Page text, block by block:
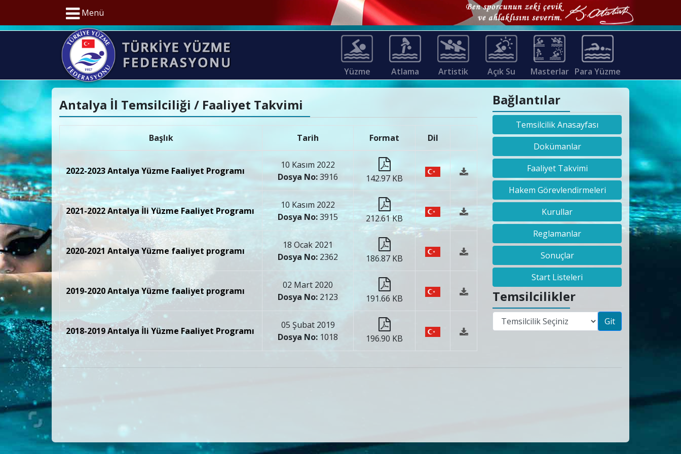
Menü
Yüzme Atlama Artistik Açık Su Masterlar Para Yüzme
Antalya İl Temsilciliği / Faaliyet Takvimi
Başlık Tarih Format Dil
2022-2023 Antalya Yüzme Faaliyet Programı
10 Kasım 2022
Dosya No:3916 142.97 KB
2021-2022 Antalya İli Yüzme Faaliyet Programı
10 Kasım 2022
Dosya No:3915 212.61 KB
2020-2021 Antalya Yüzme faaliyet programı
18 Ocak 2021
Dosya No: 2362 186.87 KB
2019-2020 Antalya Yüzme faaliyet programı
02 Mart 2020
Dosya No: 2123 191.66 KB
2018-2019 Antalya İli Yüzme Faaliyet Programı
05 Şubat 2019
Dosya No: 1018 196.90 KB
Bağlantılar
Temsilcilik Anasayfası
Dokümanlar
Faaliyet Takvimi
Hakem Görevlendirmeleri
Kurullar
Reglamanlar
Sonuçlar
Start Listeleri
Temsilcilikler
Git